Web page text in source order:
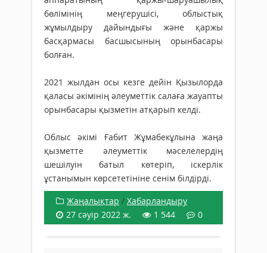
бөлімінің меңгерушісі, облыстық
жұмылдыру дайындығы және қаржы
басқармасы басшысының орынбасары
болған.
2021 жылдан осы кезге дейін Қызылорда
қаласы әкімінің әлеуметтік салаға жауапты
орынбасары қызметін атқарып келді.
Облыс әкімі Ғабит Жұмабекұлына жаңа
қызметте әлеуметтік мәселелердің
шешілуін батыл көтеріп, іскерлік
ұстанымын көрсететініне сенім білдірді.
Жаңалықтар / Хабарландыру
27 сәуір 2022 ж.
1 544 0